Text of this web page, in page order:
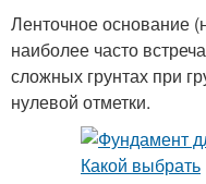
Ленточное основание
наиболее часто
сложных грунтах при
нулевой отметки.